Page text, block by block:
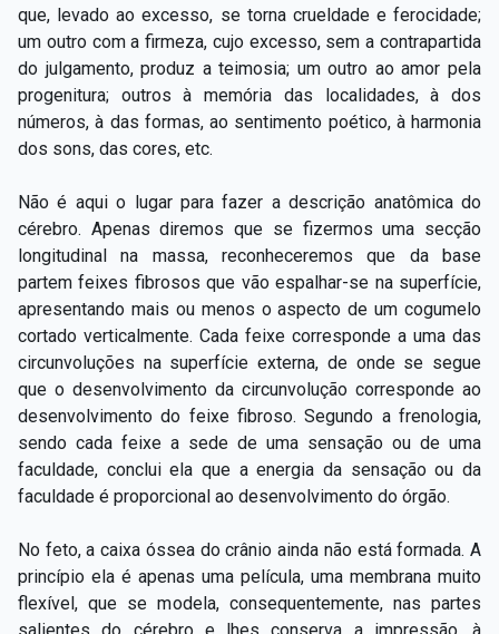
que, levado ao excesso, se torna crueldade e ferocidade;
um outro com a firmeza, cujo excesso, sem a contrapartida
do julgamento, produz a teimosia; um outro ao amor pela
progenitura; outros à memória das localidades, à dos
números, à das formas, ao sentimento poético, à harmonia
dos sons, das cores, etc.
Não é aqui o lugar para fazer a descrição anatômica do
cérebro. Apenas diremos que se fizermos uma secção
longitudinal na massa, reconheceremos que da base
partem feixes fibrosos que vão espalhar-se na superfície,
apresentando mais ou menos o aspecto de um cogumelo
cortado verticalmente. Cada feixe corresponde a uma das
circunvoluções na superfície externa, de onde se segue
que o desenvolvimento da circunvolução corresponde ao
desenvolvimento do feixe fibroso. Segundo a frenologia,
sendo cada feixe a sede de uma sensação ou de uma
faculdade, conclui ela que a energia da sensação ou da
faculdade é proporcional ao desenvolvimento do órgão.
No feto, a caixa óssea do crânio ainda não está formada. A
princípio ela é apenas uma película, uma membrana muito
flexível, que se modela, consequentemente, nas partes